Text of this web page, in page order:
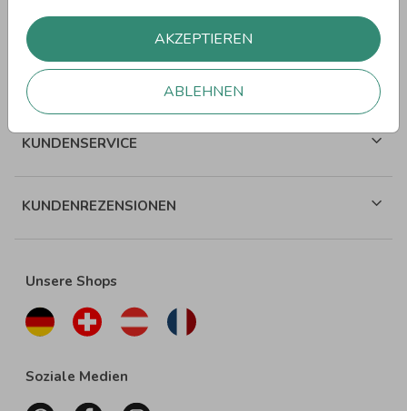
AKZEPTIEREN
ABLEHNEN
WEITERE SPRÜCHE
ÜBER WUNDERKARTEN
KUNDENSERVICE
KUNDENREZENSIONEN
Unsere Shops
Soziale Medien